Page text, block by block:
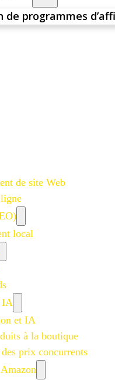
de programmes
de site Web
local
IA
et IA
à la boutique
prix concurrents